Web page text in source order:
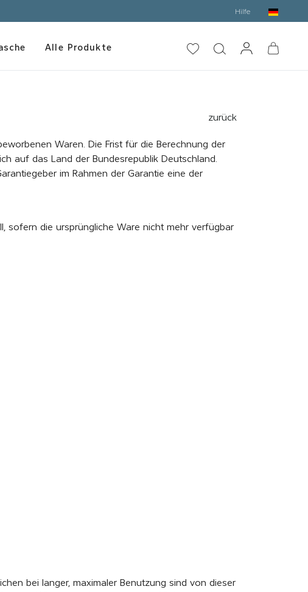
Hilfe
Alle Produkte
zurück
Waren. Die Frist für die Berechnung der
auf das Land der Bundesrepublik Deutschland.
im Rahmen der Garantie eine der
sofern die ursprüngliche Ware nicht mehr verfügbar
bei langer, maximaler Benutzung sind von dieser